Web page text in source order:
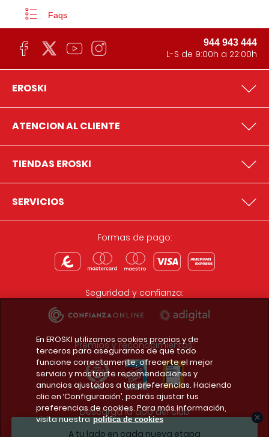
A tu lado en cada nueva etapa
Faqs
944 943 444
L-S de 9:00h a 22:00h
EROSKI
ATENCION AL CLIENTE
TIENDAS EROSKI
SERVICIOS
Formas de pago:
Seguridad y confianza:
Premios y reconocimientos:
Descarga la app del club
En EROSKI utilizamos cookies propias y de
terceros para asegurarnos de que todo
funcione correctamente, ofrecerte el mejor
servicio y mostrarte recomendaciones y
anuncios ajustados a tus preferencias. Haciendo
clic en ‘Configuración’, podrás ajustar tus
preferencias de cookies. Para más información,
visita nuestra política de cookies